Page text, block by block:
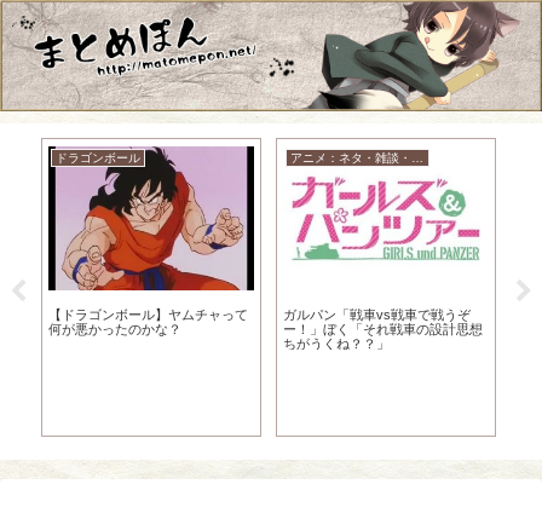
ドラゴンボール
【ドラゴンボール】ヤムチャって
何が悪かったのかな？
アニメ：ネタ・雑談・ニュース
ガルパン「戦車vs戦車で戦うぞ
ー！」ぼく「それ戦車の設計思想
ちがうくね？？」